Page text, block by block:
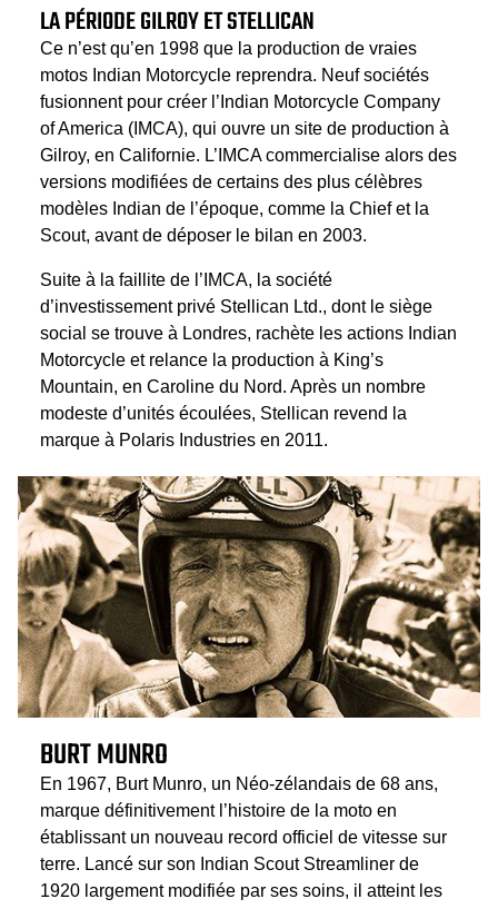
LA PÉRIODE GILROY ET STELLICAN
Ce n’est qu’en 1998 que la production de vraies
motos Indian Motorcycle reprendra. Neuf sociétés
fusionnent pour créer l’Indian Motorcycle Company
of America (IMCA), qui ouvre un site de production à
Gilroy, en Californie. L’IMCA commercialise alors des
versions modifiées de certains des plus célèbres
modèles Indian de l’époque, comme la Chief et la
Scout, avant de déposer le bilan en 2003.
Suite à la faillite de l’IMCA, la société
d’investissement privé Stellican Ltd., dont le siège
social se trouve à Londres, rachète les actions Indian
Motorcycle et relance la production à King’s
Mountain, en Caroline du Nord. Après un nombre
modeste d’unités écoulées, Stellican revend la
marque à Polaris Industries en 2011.
BURT MUNRO
En 1967, Burt Munro, un Néo-zélandais de 68 ans,
marque définitivement l’histoire de la moto en
établissant un nouveau record officiel de vitesse sur
terre. Lancé sur son Indian Scout Streamliner de
1920 largement modifiée par ses soins, il atteint les